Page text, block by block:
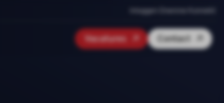
Inloggen Onenine Konnekt
Vacatures Contact